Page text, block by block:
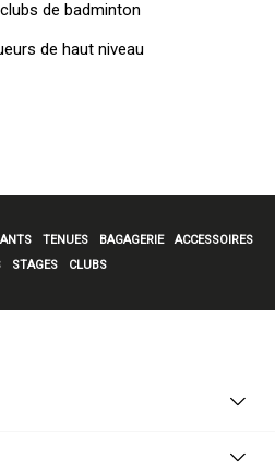
de badminton
de haut niveau
TENUES BAGAGERIE
ACCESSOIRES
STAGES CLUBS